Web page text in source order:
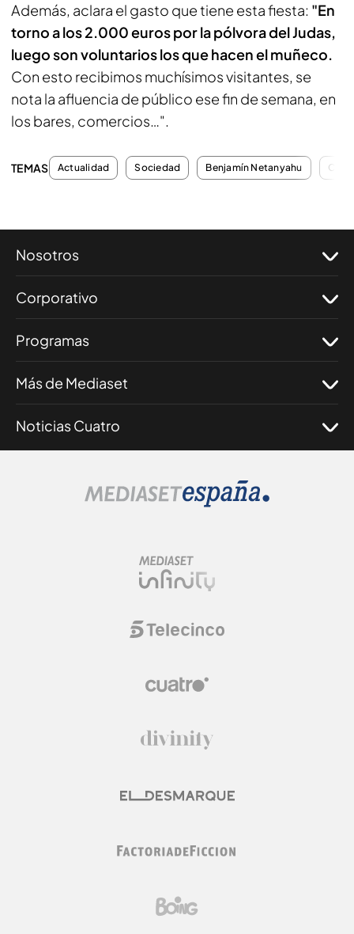
Además, aclara el gasto que tiene esta fiesta: "En
torno a los 2.000 euros por la pólvora del Judas,
luego son voluntarios los que hacen el muñeco.
Con esto recibimos muchísimos visitantes, se
nota la afluencia de público ese fin de semana, en
los bares, comercios…".
TEMAS Actualidad Sociedad Benjamín Netanyahu
Nosotros
Corporativo
Programas
Más de Mediaset
Noticias Cuatro